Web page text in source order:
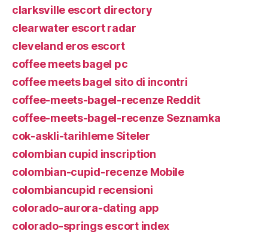
clarksville escort directory
clearwater escort radar
cleveland eros escort
coffee meets bagel pc
coffee meets bagel sito di incontri
coffee-meets-bagel-recenze Reddit
coffee-meets-bagel-recenze Seznamka
cok-askli-tarihleme Siteler
colombian cupid inscription
colombian-cupid-recenze Mobile
colombiancupid recensioni
colorado-aurora-dating app
colorado-springs escort index